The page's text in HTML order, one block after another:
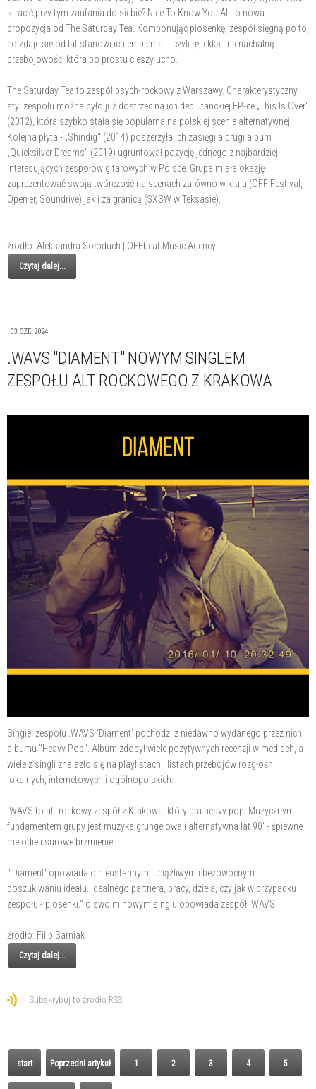
stracić przy tym zaufania do siebie? Nice To Know You All to nowa
propozycja od The Saturday Tea. Komponując piosenkę, zespół sięgną po to,
co zdaje się od lat stanowi ich emblemat - czyli tę lekką i nienachalną
przebojowość, która po prostu cieszy ucho.
The Saturday Tea to zespół psych-rockowy z Warszawy. Charakterystyczny
styl zespołu można było już dostrzec na ich debiutanckiej EP-ce „This Is Over"
(2012), która szybko stała się popularna na polskiej scenie alternatywnej.
Kolejna płyta - „Shindig" (2014) poszerzyła ich zasięgi a drugi album
„Quicksilver Dreams" (2019) ugruntował pozycję jednego z najbardziej
interesujących zespołów gitarowych w Polsce. Grupa miała okazję
zaprezentować swoją twórczość na scenach zarówno w kraju (OFF Festival,
Open'er, Soundrive) jak i za granicą (SXSW w Teksasie).
źrodło: Aleksandra Sołoduch | OFFbeat Music Agency
Czytaj dalej...
03 CZE 2024
.WAVS "DIAMENT" NOWYM SINGLEM
ZESPOŁU ALT ROCKOWEGO Z KRAKOWA
Singiel zespołu .WAVS 'Diament' pochodzi z niedawno wydanego przez nich
albumu "Heavy Pop". Album zdobył wiele pozytywnych recenzji w mediach, a
wiele z singli znalazło się na playlistach i listach przebojów rozgłośni
lokalnych, internetowych i ogólnopolskich.
.WAVS to alt-rockowy zespół z Krakowa, który gra heavy pop. Muzycznym
fundamentem grupy jest muzyka grunge'owa i alternatywna lat 90' - śpiewne
melodie i surowe brzmienie.
"'Diament' opowiada o nieustannym, uciążliwym i bezowocnym
poszukiwaniu ideału. Idealnego partnera, pracy, dzieła, czy jak w przypadku
zespołu - piosenki." o swoim nowym singlu opowiada zespół .WAVS.
źródło: Filip Sarniak
Czytaj dalej...
Subskrybuj to źródło RSS
start Poprzedni artykuł 1 2 3 4 5